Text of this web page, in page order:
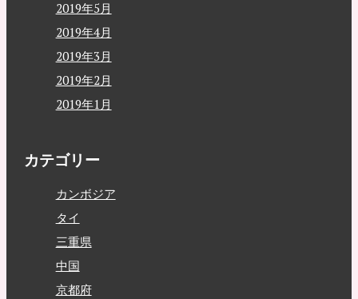
2019年5月
2019年4月
2019年3月
2019年2月
2019年1月
カテゴリー
カンボジア
タイ
三重県
中国
京都府